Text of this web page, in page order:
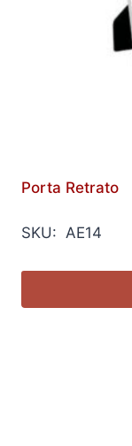
Porta Retrato
SKU: AE14